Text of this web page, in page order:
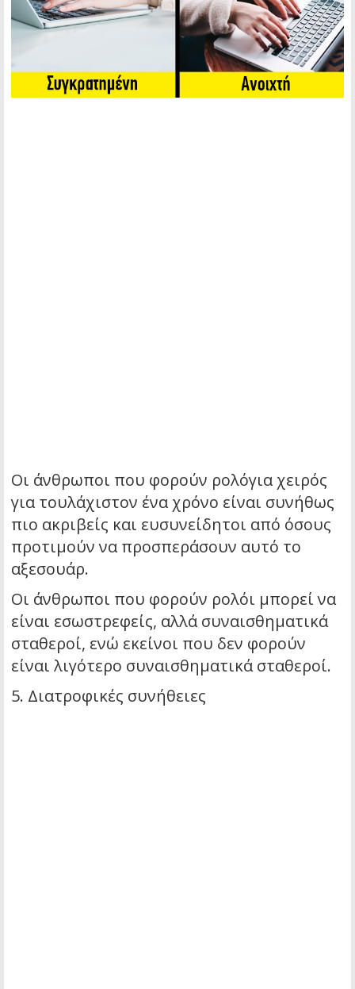
Οι άνθρωποι που φορούν ρολόγια χειρός
για τουλάχιστον ένα χρόνο είναι συνήθως
πιο ακριβείς και ευσυνείδητοι από όσους
προτιμούν να προσπεράσουν αυτό το
αξεσουάρ.
Οι άνθρωποι που φορούν ρολόι μπορεί να
είναι εσωστρεφείς, αλλά συναισθηματικά
σταθεροί, ενώ εκείνοι που δεν φορούν
είναι λιγότερο συναισθηματικά σταθεροί.
5. Διατροφικές συνήθειες